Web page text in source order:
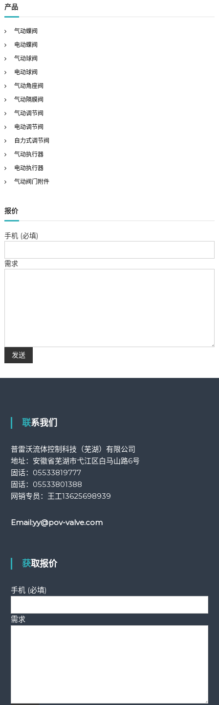
r
c
f
o
r
产品
气动蝶阀
电动蝶阀
气动球阀
电动球阀
气动角座阀
气动隔膜阀
气动调节阀
电动调节阀
自力式调节阀
气动执行器
电动执行器
气动阀门附件
报价
手机 (必填)
需求
联系我们
普雷沃流体控制科技（芜湖）有限公司
地址：安徽省芜湖市弋江区白马山路6号
固话： 05533819777
固话： 05533801388
网销专员：王工13625698939
Email:yy@pov-valve.com
获取报价
手机 (必填)
需求